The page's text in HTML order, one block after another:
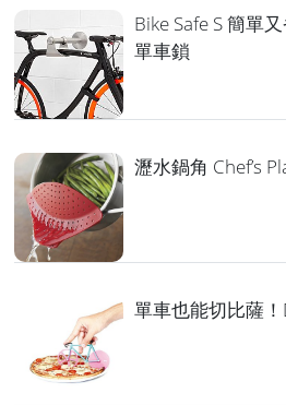
Bike Safe S 簡單
單車鎖
瀝水鍋角 Chef’s
單車也能切比薩